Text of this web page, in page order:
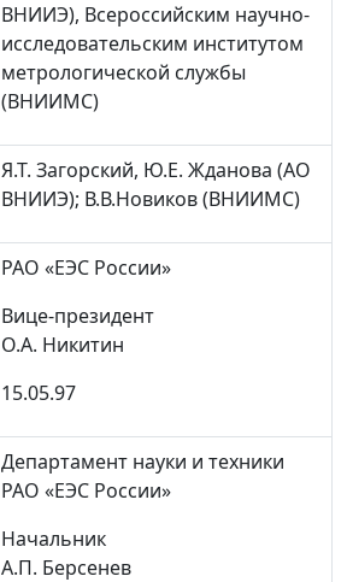
ВНИИЭ), Всероссийским научно-
исследовательским институтом
метрологической службы
(ВНИИМС)
Я.Т. Загорский, Ю.Е. Жданова (АО
ВНИИЭ); В.В.Новиков (ВНИИМС)
РАО «ЕЭС России»
Вице-президент
О.А. Никитин
15.05.97
Департамент науки и техники
РАО «ЕЭС России»
Начальник
А.П. Берсенев